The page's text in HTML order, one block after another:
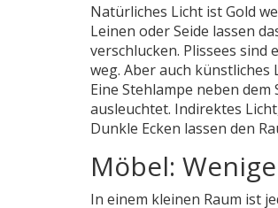
Natürliches Licht ist Gold
Leinen oder Seide lassen
verschlucken. Plissees sind
weg. Aber auch
Eine Stehlampe neben
ausleuchtet. Indirektes
Dunkle Ecken lassen den
Möbel:
In einem kleinen Raum ist